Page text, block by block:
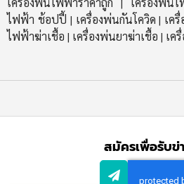
ไฟฟ้า ช้อปปี้ | เครื่องพ่นกันโควิด | เค
ไฟฟ้าฆ่าเชื้อ | เครื่องพ่นยาฆ่าเชื้อ | เค
สมัครเพื่อรับข่